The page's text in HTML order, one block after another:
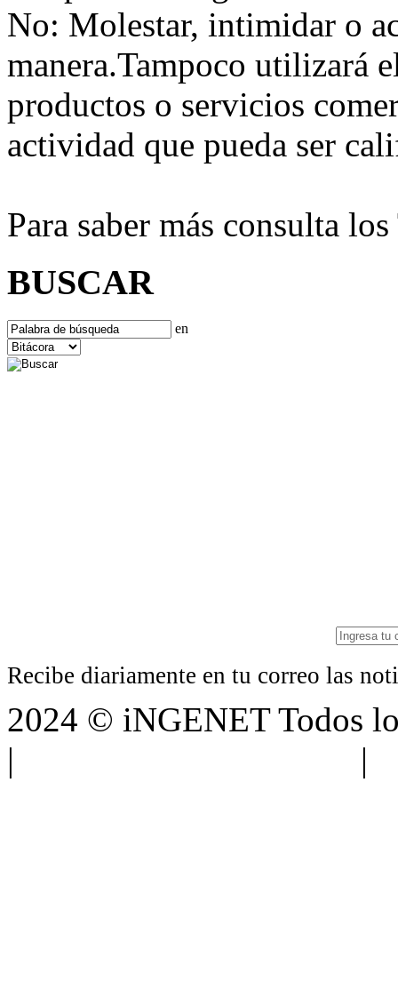
No: Molestar, intimidar o
manera.Tampoco utilizará
productos o servicios
actividad que pueda ser
Para saber más consulta
BUSCAR
en
Recibe diariamente en tu correo las
2024 © iNGENET Todos
|
|